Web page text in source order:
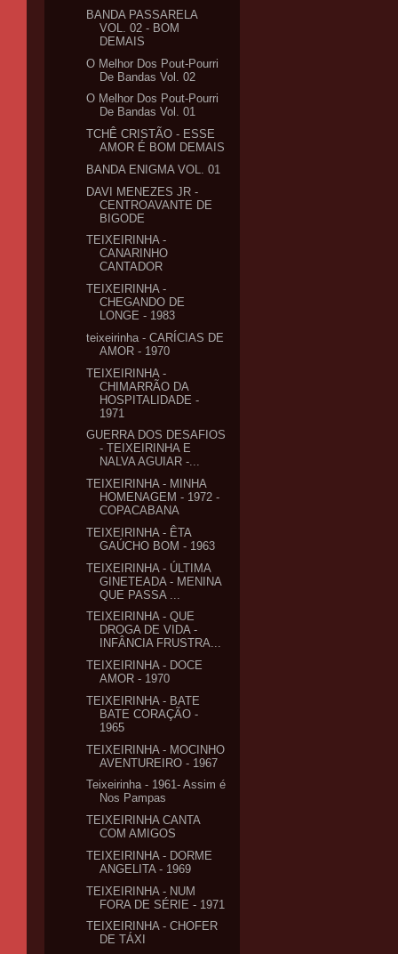
BANDA PASSARELA
VOL. 02 - BOM
DEMAIS
O Melhor Dos Pout-Pourri
De Bandas Vol. 02
O Melhor Dos Pout-Pourri
De Bandas Vol. 01
TCHÊ CRISTÃO - ESSE
AMOR É BOM DEMAIS
BANDA ENIGMA VOL. 01
DAVI MENEZES JR -
CENTROAVANTE DE
BIGODE
TEIXEIRINHA -
CANARINHO
CANTADOR
TEIXEIRINHA -
CHEGANDO DE
LONGE - 1983
teixeirinha - CARÍCIAS DE
AMOR - 1970
TEIXEIRINHA -
CHIMARRÃO DA
HOSPITALIDADE -
1971
GUERRA DOS DESAFIOS
- TEIXEIRINHA E
NALVA AGUIAR -...
TEIXEIRINHA - MINHA
HOMENAGEM - 1972 -
COPACABANA
TEIXEIRINHA - ÊTA
GAÚCHO BOM - 1963
TEIXEIRINHA - ÚLTIMA
GINETEADA - MENINA
QUE PASSA ...
TEIXEIRINHA - QUE
DROGA DE VIDA -
INFÂNCIA FRUSTRA...
TEIXEIRINHA - DOCE
AMOR - 1970
TEIXEIRINHA - BATE
BATE CORAÇÃO -
1965
TEIXEIRINHA - MOCINHO
AVENTUREIRO - 1967
Teixeirinha - 1961- Assim é
Nos Pampas
TEIXEIRINHA CANTA
COM AMIGOS
TEIXEIRINHA - DORME
ANGELITA - 1969
TEIXEIRINHA - NUM
FORA DE SÉRIE - 1971
TEIXEIRINHA - CHOFER
DE TÁXI